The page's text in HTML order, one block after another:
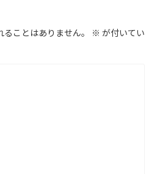
ことはありません。 ※ が付いてい